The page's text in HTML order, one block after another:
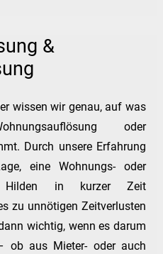
&
wissen wir genau, auf was
oder
Durch unsere Erfahrung
eine Wohnungs- oder
Hilden in kurzer Zeit
zu unnötigen Zeitverlusten
wichtig, wenn es darum
ob aus Mieter- oder auch